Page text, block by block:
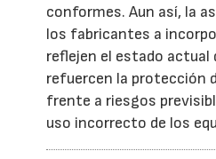
conformes. Aun así, la
los fabricantes a
reflejen el estado actual
refuercen la protección
frente a riesgos
uso incorrecto de los